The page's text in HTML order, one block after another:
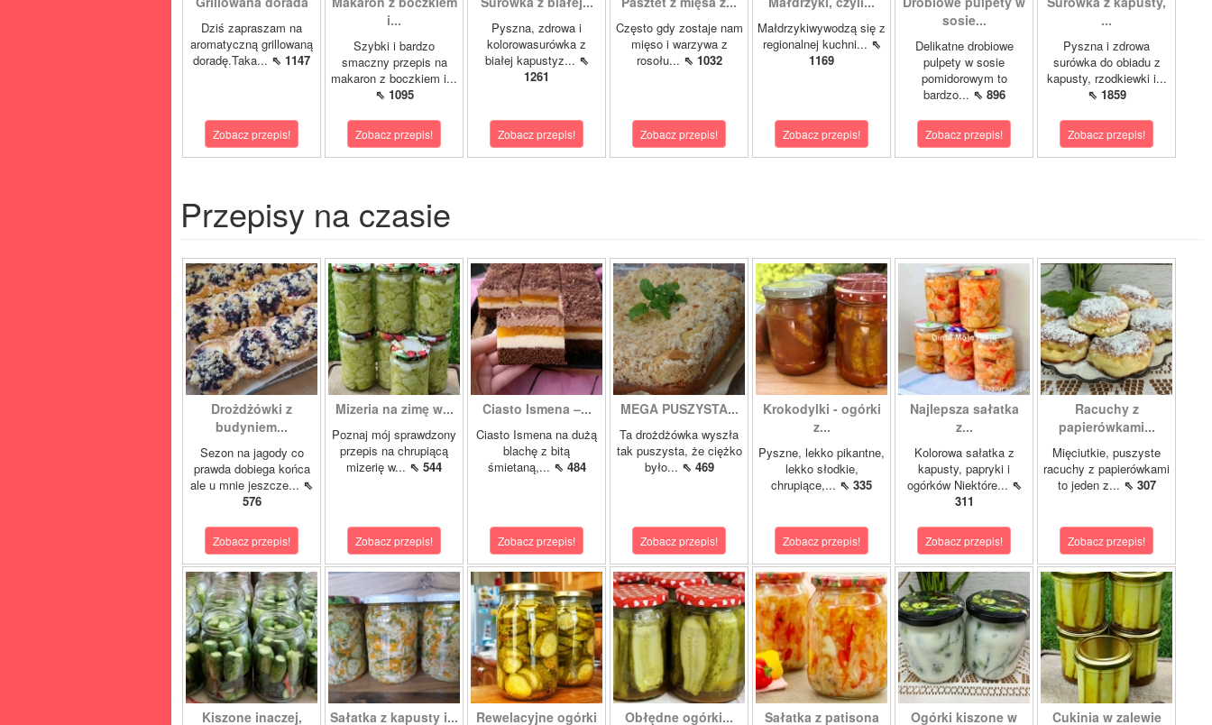
Dziś zapraszam na
aromatyczną grillowaną
doradę.Taka... ⇖ 1147
Zobacz przepis!
i...
Szybki i bardzo
smaczny przepis na
makaron z boczkiem i...
⇖ 1095
Zobacz przepis!
Pyszna, zdrowa i
kolorowasurówka z
białej kapustyz... ⇖
1261
Zobacz przepis!
Często gdy zostaje nam
mięso i warzywa z
rosołu... ⇖ 1032
Zobacz przepis!
Małdrzykiwywodzą się z
regionalnej kuchni... ⇖
1169
Zobacz przepis!
sosie...
Delikatne drobiowe
pulpety w sosie
pomidorowym to
bardzo... ⇖ 896
Zobacz przepis!
...
Pyszna i zdrowa
surówka do obiadu z
kapusty, rzodkiewki i...
⇖ 1859
Zobacz przepis!
Przepisy na czasie
Drożdżówki z
budyniem...
Sezon na jagody co
prawda dobiega końca
ale u mnie jeszcze... ⇖
576
Zobacz przepis!
Mizeria na zimę w...
Poznaj mój sprawdzony
przepis na chrupiącą
mizerię w... ⇖ 544
Zobacz przepis!
Ciasto Ismena –...
Ciasto Ismena na dużą
blachę z bitą
śmietaną,... ⇖ 484
Zobacz przepis!
MEGA PUSZYSTA...
Ta drożdżówka wyszła
tak puszysta, że ciężko
było... ⇖ 469
Zobacz przepis!
Krokodylki - ogórki
z...
Pyszne, lekko pikantne,
lekko słodkie,
chrupiące,... ⇖ 335
Zobacz przepis!
Najlepsza sałatka
z...
Kolorowa sałatka z
kapusty, papryki i
ogórków Niektóre... ⇖
311
Zobacz przepis!
Racuchy z
papierówkami...
Mięciutkie, puszyste
racuchy z papierówkami
to jeden z... ⇖ 307
Zobacz przepis!
Kiszone inaczej, Sałatka z kapusty i... Rewelacyjne ogórki Obłędne ogórki... Sałatka z patisona Ogórki kiszone w Cukinia w zalewie